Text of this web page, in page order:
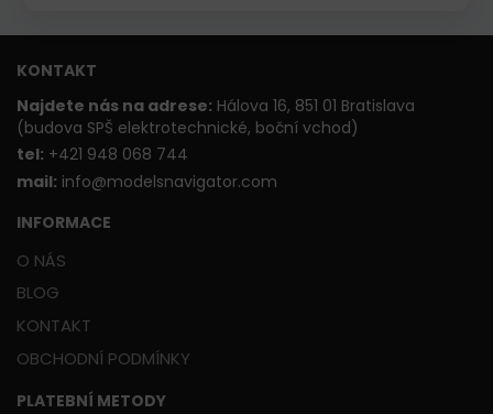
KONTAKT
Najdete nás na adrese: Hálova 16, 851 01 Bratislava
(budova SPŠ elektrotechnické, boční vchod)
tel: +421 948 068 744
mail: info@modelsnavigator.com
INFORMACE
O NÁS
BLOG
KONTAKT
OBCHODNÍ PODMÍNKY
PLATEBNÍ METODY